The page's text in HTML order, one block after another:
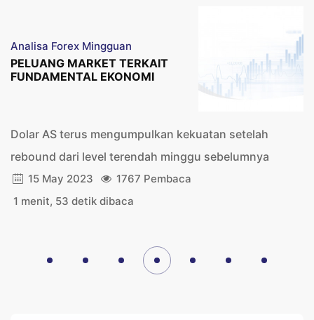
Analisa Forex Mingguan
PELUANG MARKET TERKAIT
FUNDAMENTAL EKONOMI
Dolar AS terus mengumpulkan kekuatan setelah
rebound dari level terendah minggu sebelumnya
15 May 2023
1767 Pembaca
1 menit, 53 detik dibaca